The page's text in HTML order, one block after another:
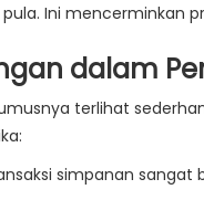
Ini mencerminkan
dalam
terlihat
simpanan sangat